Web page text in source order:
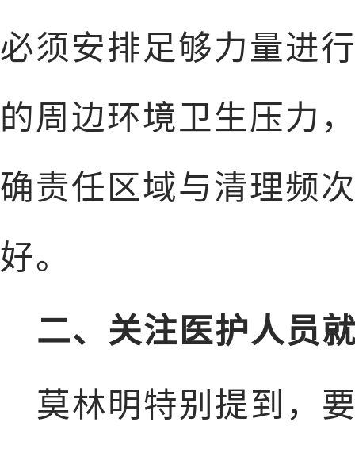
必须安排足够力量进
的周边环境卫生压力
确责任区域与清理频
好。
二、关注医护人员
莫林明特别提到，